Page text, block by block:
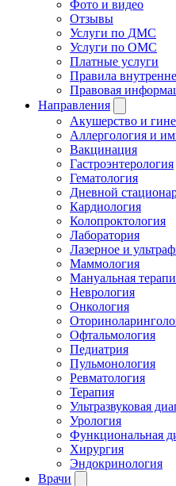
Фото и видео
Отзывы
Услуги по ДМС
Услуги по ОМС
Платные услуги
Правила
Правовая
Направления
Акушерство и
Аллергология и
Вакцинация
Гастроэнтерология
Гематология
Дневной
Кардиология
Колопроктология
Лаборатория
Лазерное и
Маммология
Мануальная
Неврология
Онкология
Офтальмология
Педиатрия
Пульмонология
Ревматология
Терапия
Ультразвуковая
Урология
Функциональная
Хирургия
Эндокринология
Врачи